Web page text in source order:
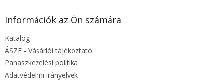
Információk az Ön számára
Katalog
ÁSZF - Vásárlói tájékoztató
Panaszkezelési politika
Adatvédelmi irányelvek